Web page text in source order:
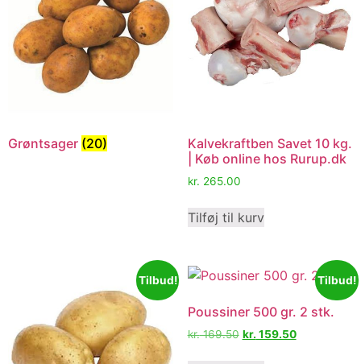
Grøntsager (20)
Kalvekraftben Savet 10 kg.
| Køb online hos Rurup.dk
kr. 265.00
Tilføj til kurv
Tilbud! Tilbud!
Poussiner 500 gr. 2 stk.
kr.169.50 kr. 159.50